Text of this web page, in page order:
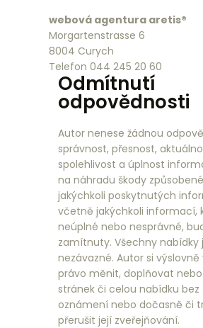
webová agentura aretis®
Morgartenstrasse 6
8004 Curych
Telefon 044 245 20 60
Odmítnutí
odpovědnosti
Autor nenese žádnou
správnost, přesnost,
spolehlivost a úplnost
na náhradu škody
jakýchkoli poskytnutých
včetně jakýchkoli informací,
neúplné nebo nesprávné,
zamítnuty. Všechny nabídky
nezávazné. Autor si výslovně
právo měnit, doplňovat
stránek či celou nabídku bez
oznámení nebo dočasně či
přerušit její zveřejňování.